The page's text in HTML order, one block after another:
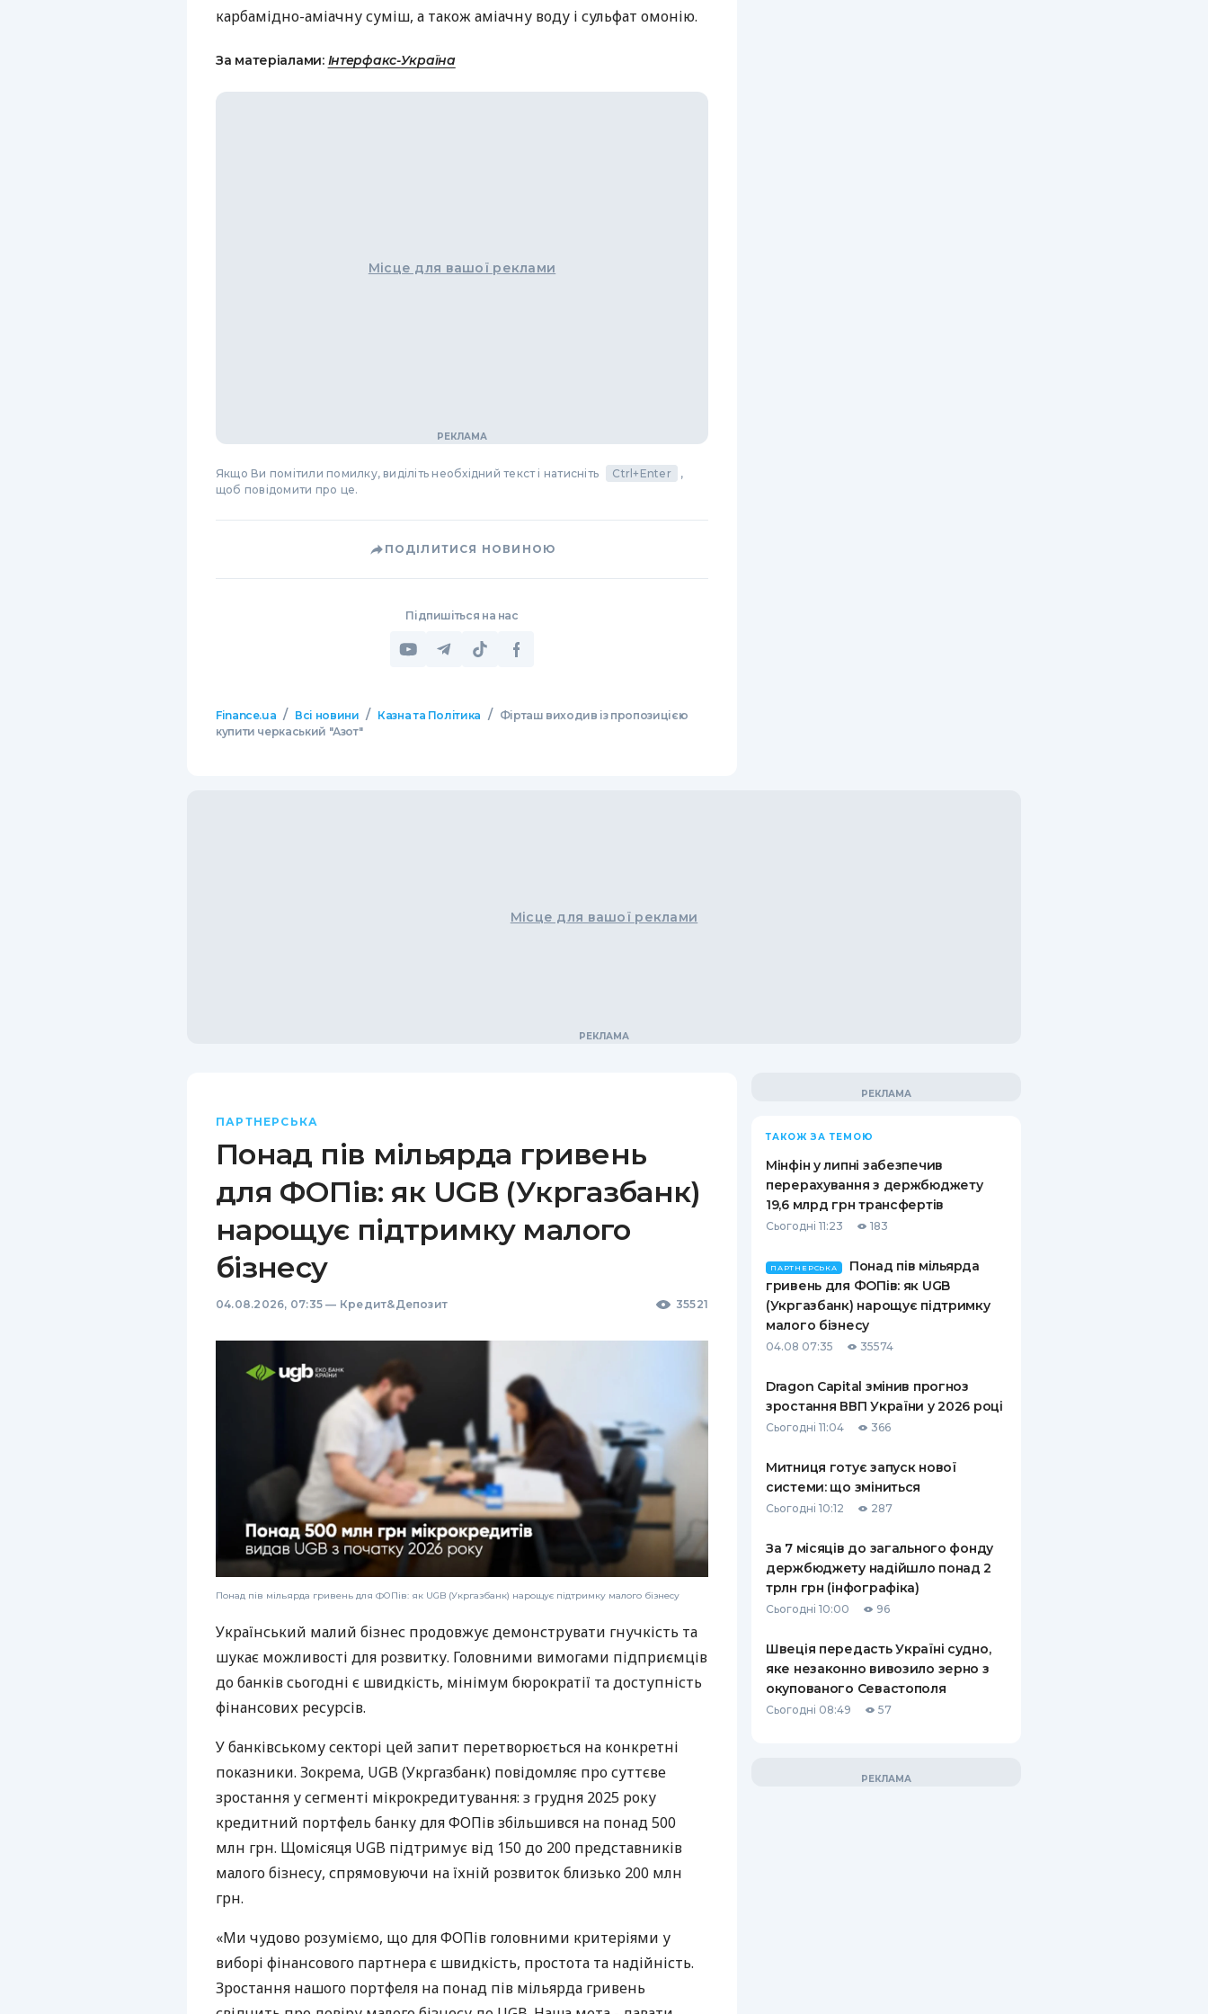
карбамідно-аміачну суміш, а також аміачну воду і сульфат омонію.
За матеріалами: Інтерфакс-Україна
Місце для вашої реклами
Якщо Ви помітили помилку, виділіть необхідний текст і натисніть Ctrl+Enter
,
щоб повідомити про це.
ПОДІЛИТИСЯ НОВИНОЮ
Підпишіться на нас
Finance.ua / Всі новини / Казна та Політика /
Фірташ виходив із пропозицією
купити черкаський "Азот"
Місце для вашої реклами
ПАРТНЕРСЬКА
Понад пів мільярда гривень
для ФОПів: як UGB (Укргазбанк)
нарощує підтримку малого
бізнесу
04.08.2026, 07:35 — Кредит&Депозит 35521
Понад пів мільярда гривень для ФОПів: як UGB (Укргазбанк) нарощує підтримку малого бізнесу
Український малий бізнес продовжує демонструвати гнучкість та
шукає можливості для розвитку. Головними вимогами підприємців
до банків сьогодні є швидкість, мінімум бюрократії та доступність
фінансових ресурсів.
У банківському секторі цей запит перетворюється на конкретні
показники. Зокрема, UGB (Укргазбанк) повідомляє про суттєве
зростання у сегменті мікрокредитування: з грудня 2025 року
кредитний портфель банку для ФОПів збільшився на понад 500
млн грн. Щомісяця UGB підтримує від 150 до 200 представників
малого бізнесу, спрямовуючи на їхній розвиток близько 200 млн
грн.
«Ми чудово розуміємо, що для ФОПів головними критеріями у
виборі фінансового партнера є швидкість, простота та надійність.
Зростання нашого портфеля на понад пів мільярда гривень
ТАКОЖ ЗА ТЕМОЮ
Мінфін у липні забезпечив
перерахування з держбюджету
19,6 млрд грн трансфертів
Сьогодні 11:23 183
ПАРТНЕРСЬКА
Понад пів мільярда
гривень для ФОПів: як UGB
(Укргазбанк) нарощує підтримку
малого бізнесу
04.08 07:35 35574
Dragon Capital змінив прогноз
зростання ВВП України у 2026 році
Сьогодні 11:04 366
Митниця готує запуск нової
системи: що зміниться
Сьогодні 10:12 287
За 7 місяців до загального фонду
держбюджету надійшло понад 2
трлн грн (інфографіка)
Сьогодні 10:00 96
Швеція передасть Україні судно,
яке незаконно вивозило зерно з
окупованого Севастополя
Сьогодні 08:49 57